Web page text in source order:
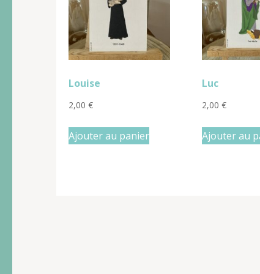
Louise
2,00 €
Ajouter au panier
Luc
2,00€
Ajouter au